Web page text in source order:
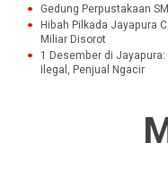
Gedung Perpustakaan
Hibah Pilkada Jayapura
Miliar Disorot
1 Desember di
Ilegal, Penjual Ngacir